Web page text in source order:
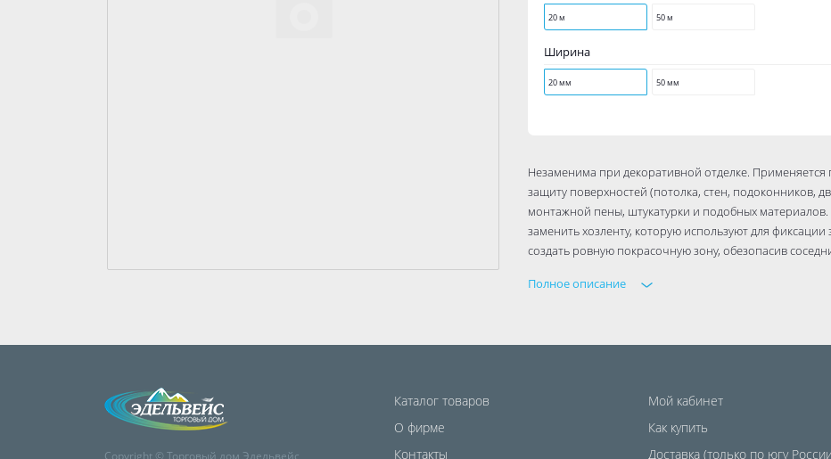
20 м 50 м
Ширина
20 мм 50 мм
Незаменима при декоративной отделке. Применяется
защиту поверхностей (потолка, стен, подоконников,
монтажной пены, штукатурки и подобных
заменить хозленту, которую используют для
создать ровную покрасочную зону, обезопасив
Полное описание
Copyright © Торговый дом Эдельвейс
Каталог товаров
О фирме
Контакты
Мой кабинет
Как купить
Доставка (только по югу